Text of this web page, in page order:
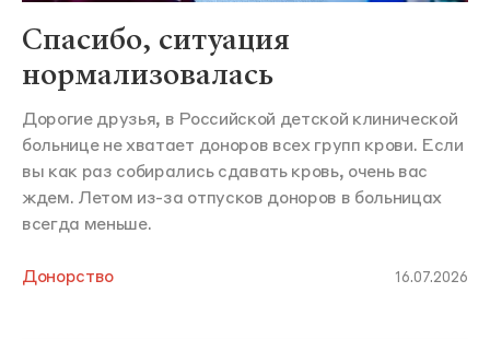
Спасибо, ситуация
нормализовалась
Дорогие друзья, в Российской детской клинической
больнице не хватает доноров всех групп крови. Если
вы как раз собирались сдавать кровь, очень вас
ждем. Летом из-за отпусков доноров в больницах
всегда меньше.
Донорство 16.07.2026